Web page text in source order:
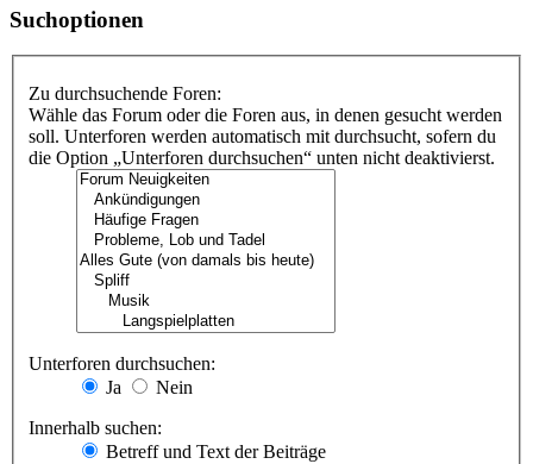
Suchoptionen
Zu durchsuchende Foren:
Wähle das Forum oder die Foren aus, in denen gesucht werden
soll. Unterforen werden automatisch mit durchsucht, sofern du
die Option „Unterforen durchsuchen“ unten nicht deaktivierst.
Unterforen durchsuchen:
Ja
Nein
Innerhalb suchen:
Betreff und Text der Beiträge